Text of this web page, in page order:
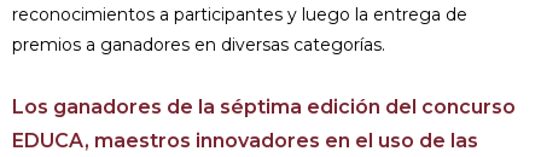
reconocimientos a participantes y luego la entrega de
premios a ganadores en diversas categorías.
Los ganadores de la séptima edición del concurso
EDUCA, maestros innovadores en el uso de las